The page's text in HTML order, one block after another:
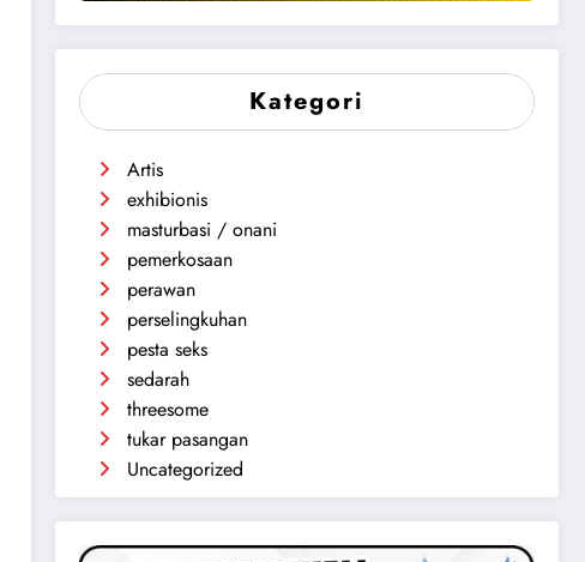
Kategori
Artis
exhibionis
masturbasi / onani
pemerkosaan
perawan
perselingkuhan
pesta seks
sedarah
threesome
tukar pasangan
Uncategorized